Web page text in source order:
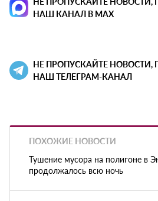
НАШ КАНАЛ В MAX
НЕ ПРОПУСКАЙТЕ
НАШ ТЕЛЕГРАМ-КАНАЛ
ПОХОЖИЕ НОВОСТИ
Тушение мусора на полигоне в
продолжалось всю ночь